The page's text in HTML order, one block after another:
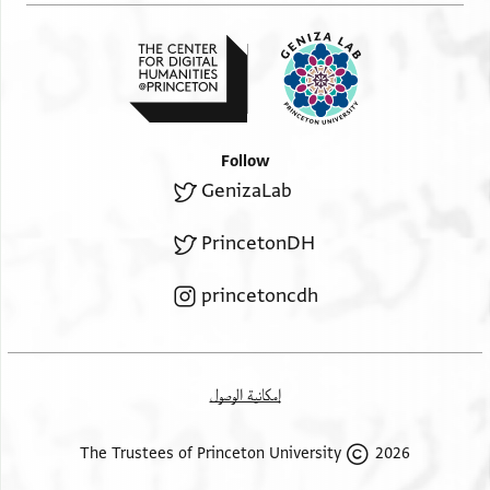
Follow
GenizaLab
PrincetonDH
princetoncdh
إمكانية الوصول
2026 The Trustees of Princeton University